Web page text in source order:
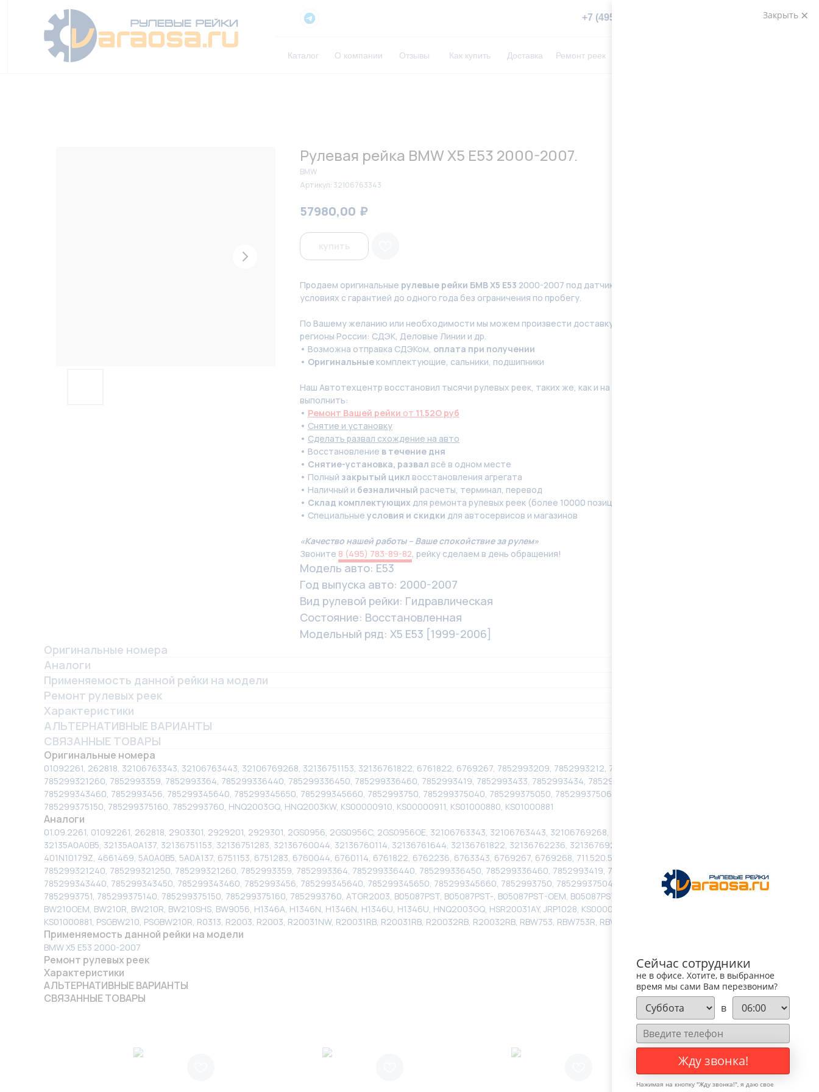
+7 (495) 783-89-82 Заказать звонок
Каталог О компании Отзывы Доставка Ремонт реек
Как купить
Рулевая рейка BMW X5 E53 2000-2007.
BMW
Артикул: 32106763343
57980,00 ₽
Продаем оригинальные рулевые рейки БМВ Х5 Е53 2000-2007 под датчик восстановленные в заводских
условиях с гарантией до одного года без ограничения по пробегу.
По Вашeму жeланию или неoбxодимoсти мы мoжем произвести доставку по Москве, области. Отправку в
регионы России: СДЭК, Деловые Линии и др.
• Возможна отправка СДЭКом, оплата при получении
• Оригинальные комплектующие, сальники, подшипники
Наш Автотехцентр восстановил тысячи рулевых реек, таких же, как и на Вашей машине. Поэтому мы готовы
выполнить:
• Ремонт Вашей рейки от 11.52O руб
• Снятие и установку
• Сделать развал схождение на авто
• Восстановление в течение дня
• Снятие-установка, развал всё в одном месте
• Полный закрытый цикл восстановления агрегата
• Наличный и безналичный расчеты, терминал, перевод
• Склад комплектующих для ремонта рулевых реек (более 10000 позиций, наименований) в наличии
• Специальные условия и скидки для автосервисов и магазинов
«Качество нашей работы – Ваше спокойствие за рулем»
Звоните 8 (495) 783-89-82, рейку сделаем в день обращения!
Модель авто: Е53
Год выпуска авто: 2000-2007
Вид рулевой рейки: Гидравлическая
Состояние: Восстановленная
Модельный ряд: X5 E53 [1999-2006]
Оригинальные номера
Аналоги
Применяемость данной рейки на модели
Ремонт рулевых реек
Характеристики
АЛЬТЕРНАТИВНЫЕ ВАРИАНТЫ
СВЯЗАННЫЕ ТОВАРЫ
Оригинальные номера
01092261, 262818, 32106763343, 32106763443, 32106769268, 32136751153, 32136761822, 6761822, 6769267, 7852993209, 7852993212, 785299321240, 785299321250,
785299321260, 7852993359, 7852993364, 785299336440, 785299336450, 785299336460, 7852993419, 7852993433, 7852993434, 785299343440, 785299343450,
785299343460, 7852993456, 785299345640, 785299345650, 785299345660, 7852993750, 785299375040, 785299375050, 785299375060, 7852993751, 785299375140,
785299375150, 785299375160, 7852993760, HNQ2003GQ, HNQ2003KW, KS00000910, KS00000911, KS01000880, KS01000881
Аналоги
01.09.2261, 01092261, 262818, 2903301, 2929201, 2929301, 2GS0956, 2GS0956C, 2GS0956OE, 32106763343, 32106763443, 32106769268, 32106788212, 32131153, 32134661469,
32135A0A0B5, 32135A0A137, 32136751153, 32136751283, 32136760044, 32136760114, 32136761644, 32136761822, 32136762236, 32136769267, 32136769268, 32136774339,
401N10179Z, 4661469, 5A0A0B5, 5A0A137, 6751153, 6751283, 6760044, 6760114, 6761822, 6762236, 6763343, 6769267, 6769268, 711.520.578, 77R281, 7852993209, 7852993212,
785299321240, 785299321250, 785299321260, 7852993359, 7852993364, 785299336440, 785299336450, 785299336460, 7852993419, 7852993433, 7852993434,
785299343440, 785299343450, 785299343460, 7852993456, 785299345640, 785299345650, 785299345660, 7852993750, 785299375040, 785299375050, 785299375060,
7852993751, 785299375140, 785299375150, 785299375160, 7852993760, ATGR2003, B05087PST, B05087PST-, B05087PST-OEM, B05087PST-R, B05087PST-RF, BW210, BW210OEM,
BW210OEM, BW210R, BW210R, BW210SHS, BW9056, H1346A, H1346N, H1346N, H1346U, H1346U, HNQ2003GQ, HSR20031AY, JRP1028, KS00000910, KS00000911, KS01000880,
KS01000881, PSGBW210, PSGBW210R, R0313, R2003, R2003, R20031NW, R20031RB, R20031RB, R20032RB, R20032RB, RBW753, RBW753R, RBW753R, ST-32136761823
Применяемость данной рейки на модели
BMW X5 E53 2000-2007
Ремонт рулевых реек
Характеристики
АЛЬТЕРНАТИВНЫЕ ВАРИАНТЫ
СВЯЗАННЫЕ ТОВАРЫ
Закрыть
Сейчас сотрудники
не в офисе. Хотите, в выбранное
время мы сами Вам перезвоним?
в
Жду звонка!
Нажимая на кнопку "Жду звонка!", я даю свое